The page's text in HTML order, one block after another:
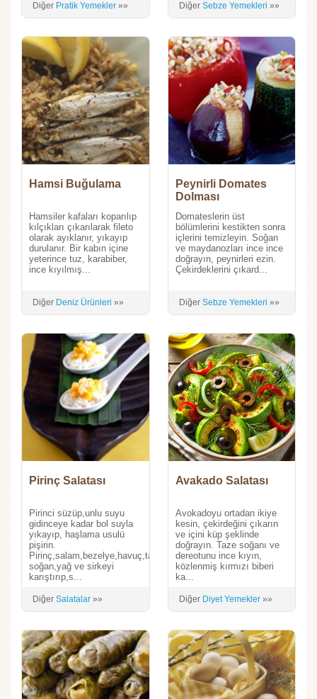
Diğer Pratik Yemekler »» Diğer Sebze Yemekleri »»
Hamsi Buğulama
Hamsiler kafaları koparılıp
kılçıkları çıkarılarak fileto
olarak ayıklanır, yıkayıp
durulanır. Bir kabın içine
yeterince tuz, karabiber,
ince kıyılmış...
Diğer Deniz Ürünleri »»
Peynirli Domates
Dolması
Domateslerin üst
bölümlerini kestikten sonra
içlerini temizleyin. Soğan
ve maydanozları ince ince
doğrayın, peynirleri ezin.
Çekirdeklerini çıkard...
Diğer Sebze Yemekleri »»
Pirinç Salatası
Pirinci süzüp,unlu suyu
gidinceye kadar bol suyla
yıkayıp, haşlama usulü
pişirin.
Pirinç,salam,bezelye,havuç,taze
soğan,yağ ve sirkeyi
karıştırıp,s...
Diğer Salatalar »»
Avakado Salatası
Avokadoyu ortadan ikiye
kesin, çekirdeğini çıkarın
ve içini küp şeklinde
doğrayın. Taze soğanı ve
dereotunu ince kıyın,
közlenmiş kırmızı biberi
ka...
Diğer Diyet Yemekler»»